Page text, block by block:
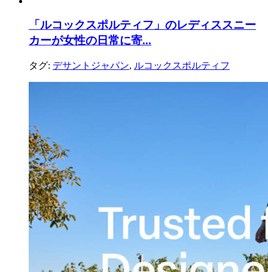
「ルコックスポルティフ」のレディススニー
カーが女性の日常に寄...
タグ: デサントジャパン, ルコックスポルティフ